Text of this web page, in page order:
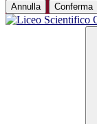
Annulla Conferma